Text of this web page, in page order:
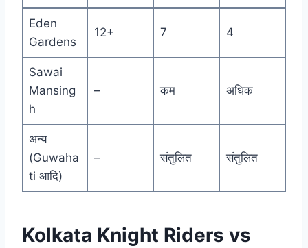
Eden
Gardens
12+ 7 4
Sawai
Mansing
h
– कम अधिक
अन्य
(Guwaha
ti आदि)
– संतुलित संतुलित
Kolkata Knight Riders vs